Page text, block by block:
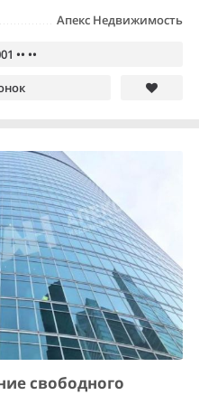
Апекс Недвижимость
•• ••
свободного